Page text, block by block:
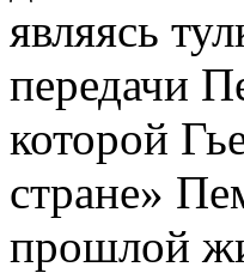
являясь
передачи
которой
стране»
прошлой